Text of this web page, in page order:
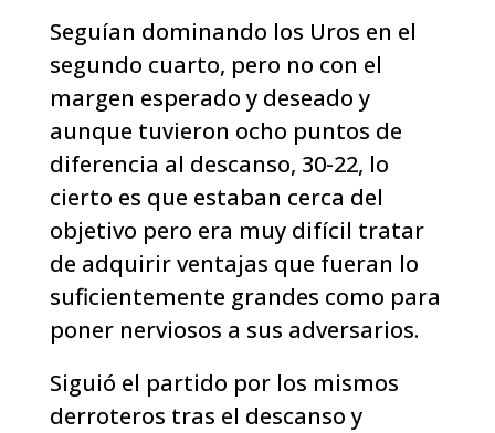
Seguían dominando los Uros en el
segundo cuarto, pero no con el
margen esperado y deseado y
aunque tuvieron ocho puntos de
diferencia al descanso, 30-22, lo
cierto es que estaban cerca del
objetivo pero era muy difícil tratar
de adquirir ventajas que fueran lo
suficientemente grandes como para
poner nerviosos a sus adversarios.
Siguió el partido por los mismos
derroteros tras el descanso y